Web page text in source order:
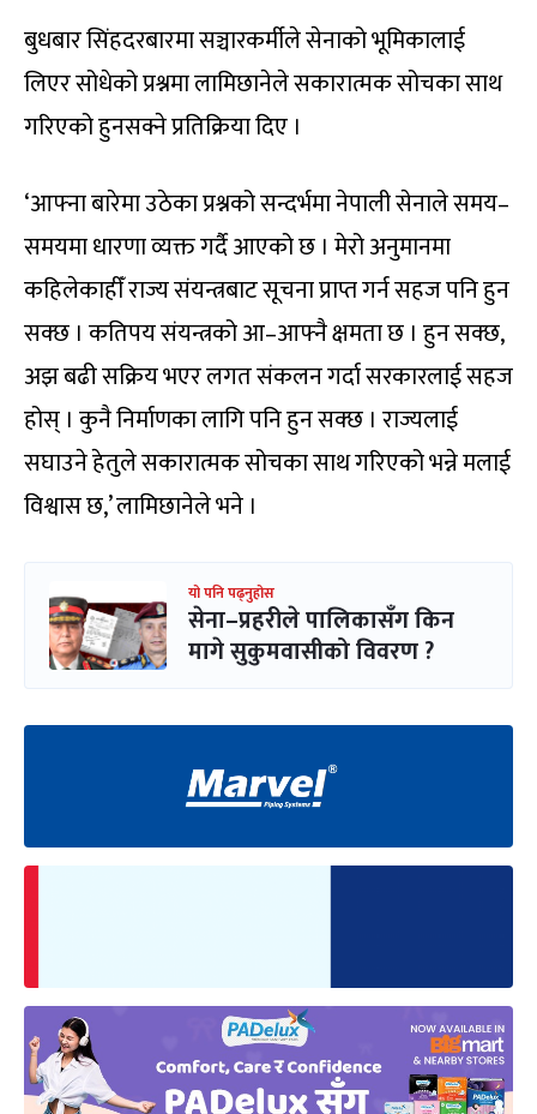
बुधबार सिंहदरबारमा सञ्चारकर्मीले सेनाको भूमिकालाई
लिएर सोधेको प्रश्नमा लामिछानेले सकारात्मक सोचका साथ
गरिएको हुनसक्ने प्रतिक्रिया दिए ।
‘आफ्ना बारेमा उठेका प्रश्नको सन्दर्भमा नेपाली सेनाले समय–
समयमा धारणा व्यक्त गर्दै आएको छ । मेरो अनुमानमा
कहिलेकाहीँ राज्य संयन्त्रबाट सूचना प्राप्त गर्न सहज पनि हुन
सक्छ । कतिपय संयन्त्रको आ–आफ्नै क्षमता छ । हुन सक्छ,
अझ बढी सक्रिय भएर लगत संकलन गर्दा सरकारलाई सहज
होस् । कुनै निर्माणका लागि पनि हुन सक्छ । राज्यलाई
सघाउने हेतुले सकारात्मक सोचका साथ गरिएको भन्ने मलाई
विश्वास छ,’ लामिछानेले भने ।
यो पनि पढ्नुहोस
सेना–प्रहरीले पालिकासँग किन
मागे सुकुमवासीको विवरण ?